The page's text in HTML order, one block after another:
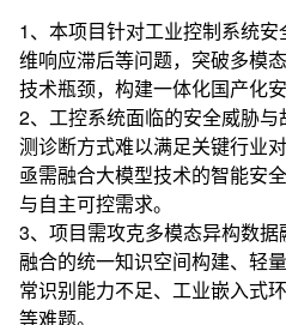
1、本项目针对工业控制系统
维响应滞后等问题，突破多模
技术瓶颈，构建一体化国产化
2、工控系统面临的安全威胁
测诊断方式难以满足关键行业
亟需融合大模型技术的智能安
与自主可控需求。
3、项目需攻克多模态异构数
融合的统一知识空间构建、轻
常识别能力不足、工业嵌入式
等难题。